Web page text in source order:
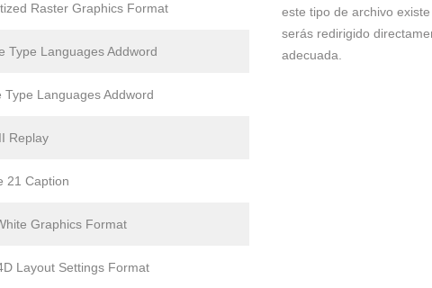
Raster Graphics Format
Type Languages Addword
Type Languages Addword
Replay
21 Caption
Graphics Format
Layout Settings Format
este tipo de archivo
serás redirigido
adecuada.